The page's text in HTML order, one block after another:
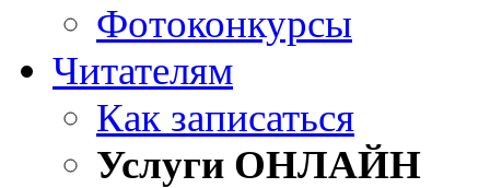
Фотоконкурсы
Читателям
Как записаться
Услуги ОНЛАЙН